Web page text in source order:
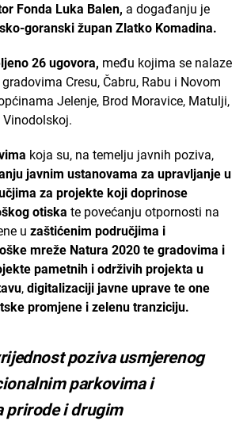
Fonda Luka Balen, a događanju je
goranski župan Zlatko Komadina.
26 ugovora, među kojima se nalaze
Cresu, Čabru, Rabu i Novom
Jelenje, Brod Moravice, Matulji,
koja su, na temelju javnih poziva,
javnim ustanovama za upravljanje u
za projekte koji doprinose
otiska te povećanju otpornosti na
u zaštićenim područjima i
mreže Natura 2020 te gradovima i
pametnih i održivih projekta u
, digitalizaciji javne uprave te one
promjene i zelenu tranziciju.
poziva usmjerenog
parkovima i
prirode i drugim